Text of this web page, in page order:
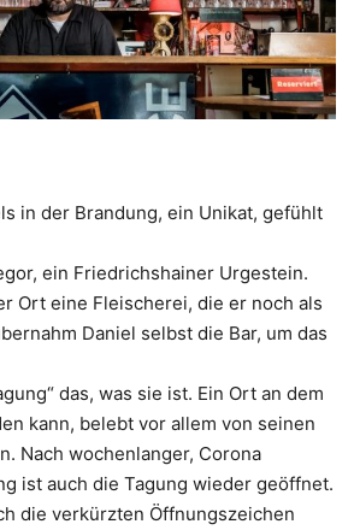
in der Brandung, ein Unikat, gefühlt
ein Friedrichshainer Urgestein.
Ort eine Fleischerei, die er noch als
Daniel selbst die Bar, um das
das, was sie ist. Ein Ort an dem
kann, belebt vor allem von seinen
Nach wochenlanger, Corona
ist auch die Tagung wieder geöffnet.
die verkürzten Öffnungszeichen